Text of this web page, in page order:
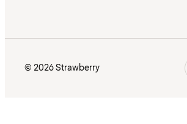
© 2026 Strawberry